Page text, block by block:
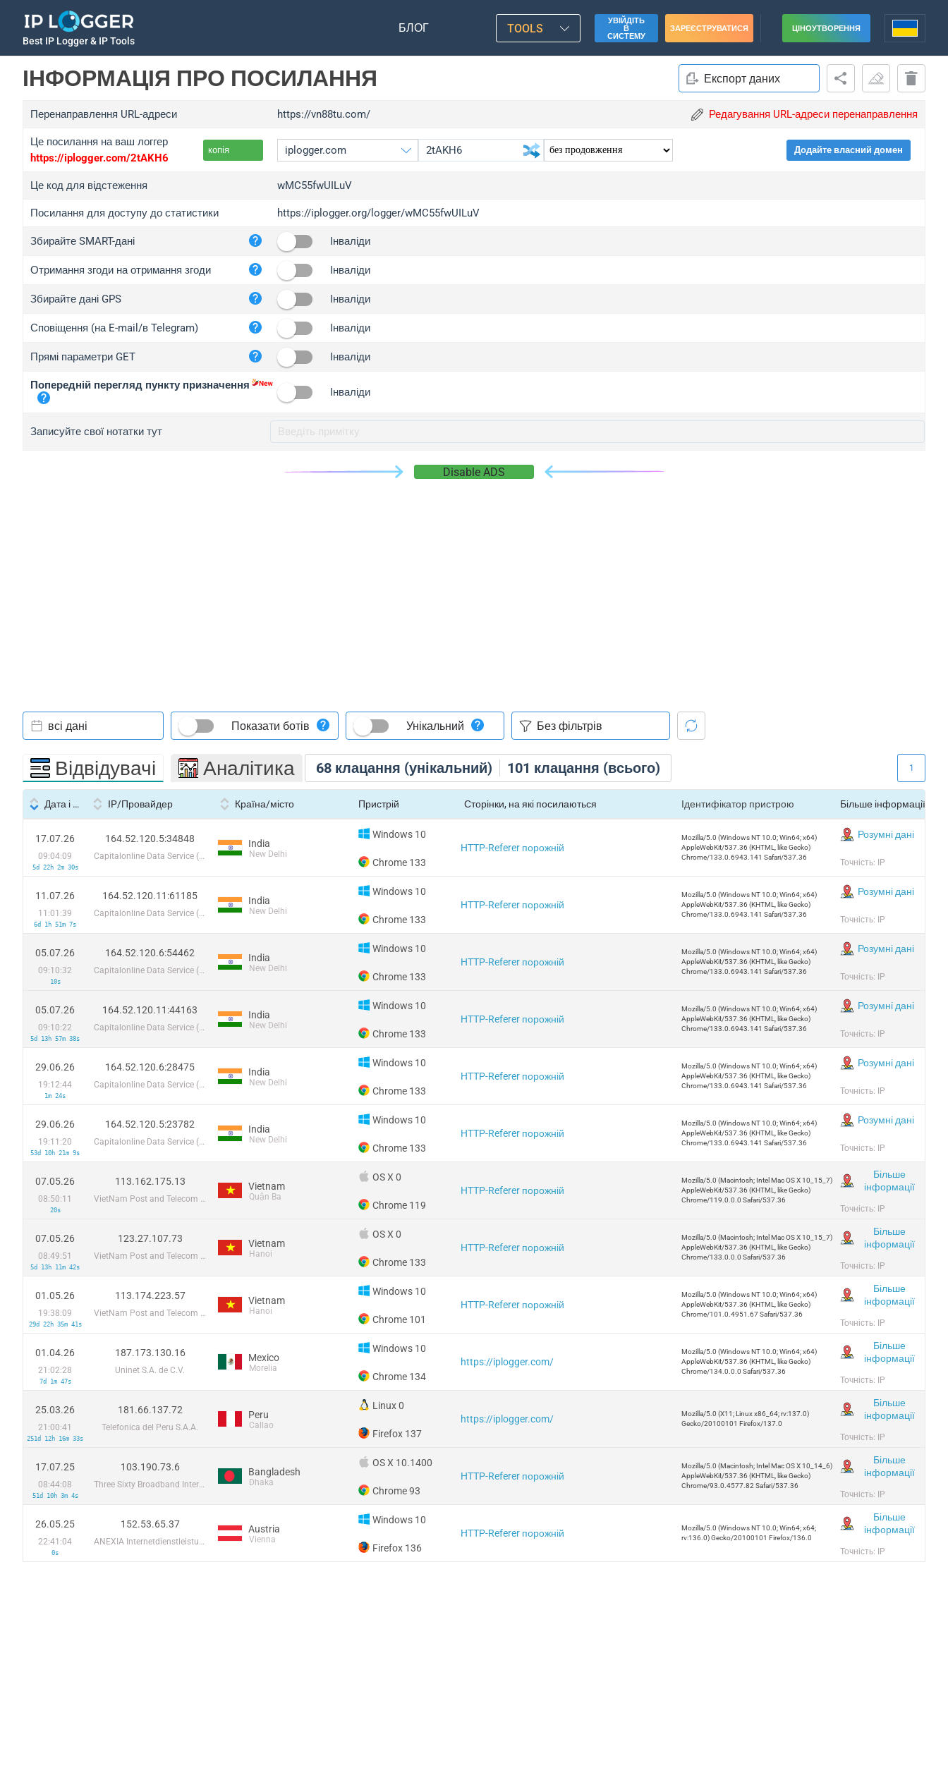
Best IP Logger & IP Tools
БЛОГ TOOLS
УВІЙДІТЬ
В
СИСТЕМУ
ЗАРЕЄСТРУВАТИСЯ ЦІНОУТВОРЕННЯ
ІНФОРМАЦІЯ ПРО ПОСИЛАННЯ Експорт даних
Перенаправлення URL-адреси https://vn88tu.com/ Редагування URL-адреси перенаправлення
Це посилання на ваш логгер
https://iplogger.com/2tAKH6
копія
iplogger.org
wl.gl
ed.tc
iplogger.com
iplogger.co
2no.co
iplogger.info
iplogger.cn
Додайте власний домен
Це код для відстеження wMC55fwUILuV
Посилання для доступу до статистики https://iplogger.org/logger/wMC55fwUILuV
Збирайте SMART-дані Інваліди
Отримання згоди на отримання згоди Інваліди
Збирайте дані GPS Інваліди
Сповіщення (на E-mail/в Telegram) Інваліди
Прямі параметри GET Інваліди
Попередній перегляд пункту призначення
Інваліди
Записуйте свої нотатки тут
Disable ADS
68 клацання (унікальний) 101 клацання (всього)
всі дані Показати ботів Унікальний
Відвідувачі Аналітика 1
Дата і час IP/Провайдер Країна/місто Пристрій Сторінки, на які посилаються Ідентифікатор пристрою Більше інформації
17.07.26
09:04:09
5d 22h 2m 30s
164.52.120.5:34848
Capitalonline Data Service (HK) Co
India
New Delhi
Windows 10
Chrome 133
HTTP-Referer порожній
Mozilla/5.0 (Windows NT 10.0; Win64; x64)
AppleWebKit/537.36 (KHTML, like Gecko)
Chrome/133.0.6943.141 Safari/537.36
Розумні дані
Точність: IP
11.07.26
11:01:39
6d 1h 51m 7s
164.52.120.11:61185
Capitalonline Data Service (HK) Co
India
New Delhi
Windows 10
Chrome 133
HTTP-Referer порожній
Mozilla/5.0 (Windows NT 10.0; Win64; x64)
AppleWebKit/537.36 (KHTML, like Gecko)
Chrome/133.0.6943.141 Safari/537.36
Розумні дані
Точність: IP
05.07.26
09:10:32
10s
164.52.120.6:54462
Capitalonline Data Service (HK) Co
India
New Delhi
Windows 10
Chrome 133
HTTP-Referer порожній
Mozilla/5.0 (Windows NT 10.0; Win64; x64)
AppleWebKit/537.36 (KHTML, like Gecko)
Chrome/133.0.6943.141 Safari/537.36
Розумні дані
Точність: IP
05.07.26
09:10:22
5d 13h 57m 38s
164.52.120.11:44163
Capitalonline Data Service (HK) Co
India
New Delhi
Windows 10
Chrome 133
HTTP-Referer порожній
Mozilla/5.0 (Windows NT 10.0; Win64; x64)
AppleWebKit/537.36 (KHTML, like Gecko)
Chrome/133.0.6943.141 Safari/537.36
Розумні дані
Точність: IP
29.06.26
19:12:44
1m 24s
164.52.120.6:28475
Capitalonline Data Service (HK) Co
India
New Delhi
Windows 10
Chrome 133
HTTP-Referer порожній
Mozilla/5.0 (Windows NT 10.0; Win64; x64)
AppleWebKit/537.36 (KHTML, like Gecko)
Chrome/133.0.6943.141 Safari/537.36
Розумні дані
Точність: IP
29.06.26
19:11:20
53d 10h 21m 9s
164.52.120.5:23782
Capitalonline Data Service (HK) Co
India
New Delhi
Windows 10
Chrome 133
HTTP-Referer порожній
Mozilla/5.0 (Windows NT 10.0; Win64; x64)
AppleWebKit/537.36 (KHTML, like Gecko)
Chrome/133.0.6943.141 Safari/537.36
Розумні дані
Точність: IP
07.05.26
08:50:11
20s
113.162.175.13
VietNam Post and Telecom Corporation
Vietnam
Quận Ba
OS X 0
Chrome 119
HTTP-Referer порожній
Mozilla/5.0 (Macintosh; Intel Mac OS X 10_15_7)
AppleWebKit/537.36 (KHTML, like Gecko)
Chrome/119.0.0.0 Safari/537.36
Більше
інформації
Точність: IP
07.05.26
08:49:51
5d 13h 11m 42s
123.27.107.73
VietNam Post and Telecom Corporation
Vietnam
Hanoi
OS X 0
Chrome 133
HTTP-Referer порожній
Mozilla/5.0 (Macintosh; Intel Mac OS X 10_15_7)
AppleWebKit/537.36 (KHTML, like Gecko)
Chrome/133.0.0.0 Safari/537.36
Більше
інформації
Точність: IP
01.05.26
19:38:09
29d 22h 35m 41s
113.174.223.57
VietNam Post and Telecom Corporation
Vietnam
Hanoi
Windows 10
Chrome 101
HTTP-Referer порожній
Mozilla/5.0 (Windows NT 10.0; Win64; x64)
AppleWebKit/537.36 (KHTML, like Gecko)
Chrome/101.0.4951.67 Safari/537.36
Більше
інформації
Точність: IP
01.04.26
21:02:28
7d 1m 47s
187.173.130.16
Uninet S.A. de C.V.
Mexico
Morelia
Windows 10
Chrome 134
https://iplogger.com/
Mozilla/5.0 (Windows NT 10.0; Win64; x64)
AppleWebKit/537.36 (KHTML, like Gecko)
Chrome/134.0.0.0 Safari/537.36
Більше
інформації
Точність: IP
25.03.26
21:00:41
251d 12h 16m 33s
181.66.137.72
Telefonica del Peru S.A.A.
Peru
Callao
Linux 0
Firefox 137
https://iplogger.com/
Mozilla/5.0 (X11; Linux x86_64; rv:137.0)
Gecko/20100101 Firefox/137.0
Більше
інформації
Точність: IP
17.07.25
08:44:08
51d 10h 3m 4s
103.190.73.6
Three Sixty Broadband Internet Service
Bangladesh
Dhaka
OS X 10.1400
Chrome 93
HTTP-Referer порожній
Mozilla/5.0 (Macintosh; Intel Mac OS X 10_14_6)
AppleWebKit/537.36 (KHTML, like Gecko)
Chrome/93.0.4577.82 Safari/537.36
Більше
інформації
Точність: IP
26.05.25
22:41:04
0s
152.53.65.37
ANEXIA Internetdienstleistungs GmbH
Austria
Vienna
Windows 10
Firefox 136
HTTP-Referer порожній
Mozilla/5.0 (Windows NT 10.0; Win64; x64;
rv:136.0) Gecko/20100101 Firefox/136.0
Більше
інформації
Точність: IP